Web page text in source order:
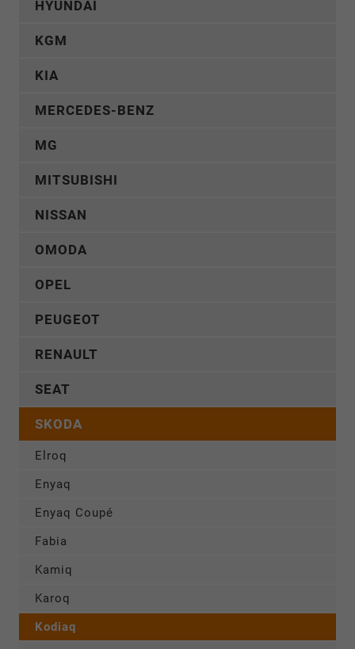
HYUNDAI
KGM
KIA
MERCEDES-BENZ
MG
MITSUBISHI
NISSAN
OMODA
OPEL
PEUGEOT
RENAULT
SEAT
SKODA
Elroq
Enyaq
Enyaq Coupé
Fabia
Kamiq
Karoq
Kodiaq